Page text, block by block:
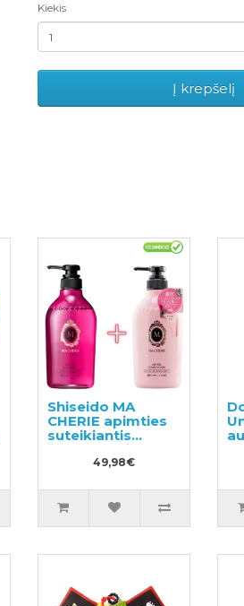
Kiekis
Į krepšelį
Shiseido MA
CHERIE apimties
suteikiantis
šampūnas ir
plaukų
450ml
49,98€